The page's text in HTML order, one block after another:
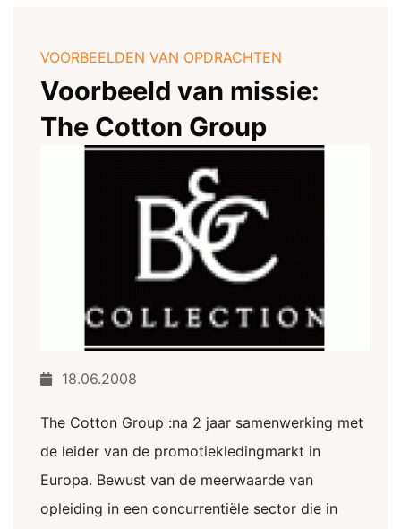
VOORBEELDEN VAN OPDRACHTEN
Voorbeeld van missie:
The Cotton Group
18.06.2008
The Cotton Group :na 2 jaar samenwerking met
de leider van de promotiekledingmarkt in
Europa. Bewust van de meerwaarde van
opleiding in een concurrentiële sector die in